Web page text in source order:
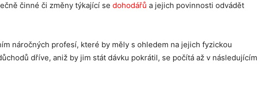
činné či změny týkající se dohodářů a jejich povinnosti odvádět
náročných profesí, které by měly s ohledem na jejich fyzickou
dříve, aniž by jim stát dávku pokrátil, se počítá až v následujícím